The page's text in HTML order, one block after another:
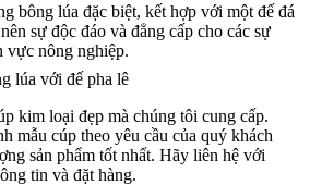
bông lúa đặc biệt, kết hợp với một đế đá
sự độc đáo và đẳng cấp cho các sự
vực nông nghiệp.
kim loại đẹp mà chúng tôi cung cấp.
mẫu cúp theo yêu cầu của quý khách
sản phẩm tốt nhất. Hãy liên hệ với
tin và đặt hàng.